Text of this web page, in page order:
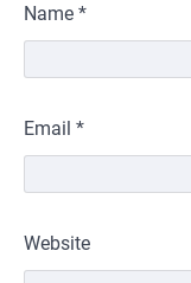
Name *
Email *
Website